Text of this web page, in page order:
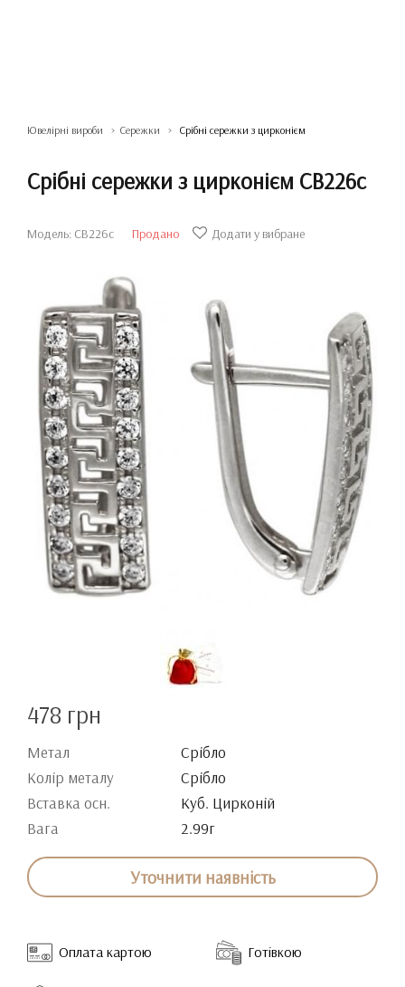
Ювелірні вироби Сережки Срібні сережки з цирконієм
Срібні сережки з цирконієм СВ226с
Модель: СВ226с Продано Додати у вибране
478 грн
Метал
Срібло
Колір металу
Срібло
Вставка осн.
Куб. Цирконій
Вага
2.99г
Уточнити наявність
Оплата картою Готівкою